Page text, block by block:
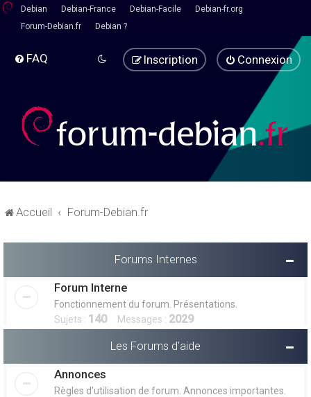
Debian Debian-France Debian-Facile
Debian-fr.org
Forum-Debian.fr
Debian ?
FAQ Connexion
Inscription
Accueil Forum-Debian.fr
Forums Internes
Forum Interne
Fonctionnement du forum. Présentations.
Sujets : 140Messages : 2029
Les Forums d'aide
Annonces
Règles d'utilisation de forum. Annonces importantes.